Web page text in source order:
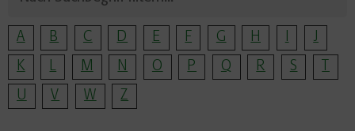
A B C D E F G H
J
K
L M N O P Q R S
U
V W Z